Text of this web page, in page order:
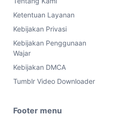
Ketentuan Layanan
Kebijakan Privasi
Kebijakan Penggunaan
Wajar
Kebijakan DMCA
Tumblr Video Downloader
Footer menu